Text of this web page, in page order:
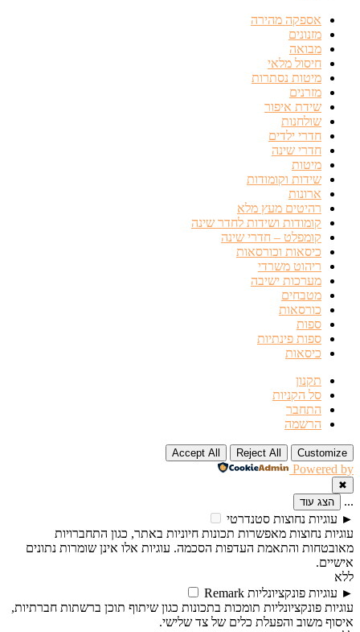
אספקה מהירה
מזנונים
מבואה
חיסול מלאי
מיטות נסתרות
מזרנים
שידת איפור
שולחנות
חדרי ילדים
חדרי שינה
מיטות
שידות וקומודות
ארונות
רהיטים מעץ מלא
קומודות ושידות לחדר שינה
קומפלט – חדרי שינה
כיסאות וכורסאות
ריהוט משרדי
מערכות ישיבה
מטבחים
כורסאות
ספות
ספות פינתיות
כיסאות
תקנון
סל הקניות
התחבר
הרשמה
Customize
Reject All
Accept All
Powered by
✖
... הצג עוד
► עוגיות נחוצות סטנדרטי
עוגיות נחוצות מאפשרות תכונות חיוניות באתר, כגון התחברויות
מאובטחות והתאמת העדפות הסכמה. עוגיות אלו אינן שומרות נתונים
אישיים.
ללא
► עוגיות פונקציונליות Remark
עוגיות פונקציונליות תומכות בתכונות כגון שיתוף תוכן ברשתות חברתיות,
איסוף משוב והפעלת כלים של צד שלישי.